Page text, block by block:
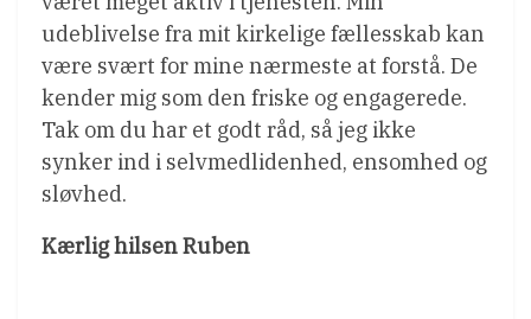
udeblivelse fra mit kirkelige fællesskab kan
være svært for mine nærmeste at forstå. De
kender mig som den friske og engagerede.
Tak om du har et godt råd, så jeg ikke
synker ind i selvmedlidenhed, ensomhed og
sløvhed.
Kærlig hilsen Ruben